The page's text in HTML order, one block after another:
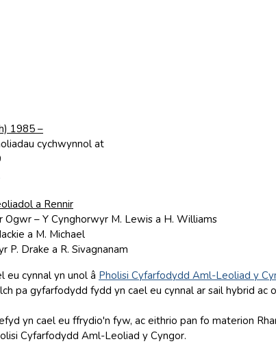
1985 –
cychwynnol at
a Rennir
– Y Cynghorwyr M. Lewis a H. Williams
a M. Michael
P. Drake a R. Sivagnanam
eu cynnal yn unol â Pholisi Cyfarfodydd Aml-Leoliad y
pa gyfarfodydd fydd yn cael eu cynnal ar sail hybrid ac
yn cael eu ffrydio'n fyw, ac eithrio pan fo materion
Cyfarfodydd Aml-Leoliad y Cyngor.